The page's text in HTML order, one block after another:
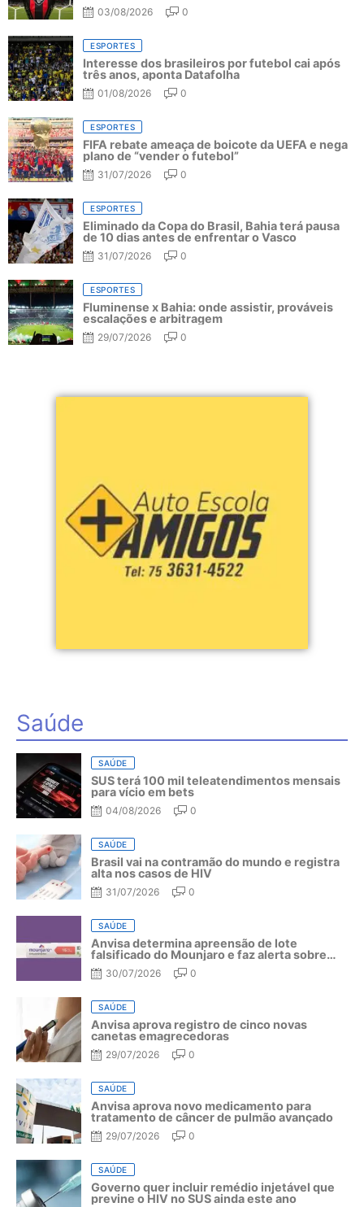
03/08/2026 0
ESPORTES
Interesse dos brasileiros por futebol cai após
três anos, aponta Datafolha
01/08/2026 0
ESPORTES
FIFA rebate ameaça de boicote da UEFA e nega
plano de “vender o futebol”
31/07/2026 0
ESPORTES
Eliminado da Copa do Brasil, Bahia terá pausa
de 10 dias antes de enfrentar o Vasco
31/07/2026 0
ESPORTES
Fluminense x Bahia: onde assistir, prováveis
escalações e arbitragem
29/07/2026 0
Saúde
SAÚDE
SUS terá 100 mil teleatendimentos mensais
para vício em bets
04/08/2026 0
SAÚDE
Brasil vai na contramão do mundo e registra
alta nos casos de HIV
31/07/2026 0
SAÚDE
Anvisa determina apreensão de lote
falsificado do Mounjaro e faz alerta sobre
riscos do medicamento
30/07/2026 0
SAÚDE
Anvisa aprova registro de cinco novas
canetas emagrecedoras
29/07/2026 0
SAÚDE
Anvisa aprova novo medicamento para
tratamento de câncer de pulmão avançado
29/07/2026 0
SAÚDE
Governo quer incluir remédio injetável que
previne o HIV no SUS ainda este ano